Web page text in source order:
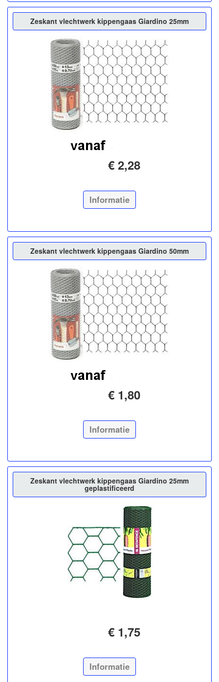
Zeskant vlechtwerk kippengaas Giardino 25mm
€ 2,28
Informatie
Zeskant vlechtwerk kippengaas Giardino 50mm
€ 1,80
Informatie
Zeskant vlechtwerk kippengaas Giardino 25mm
geplastificeerd
€ 1,75
Informatie